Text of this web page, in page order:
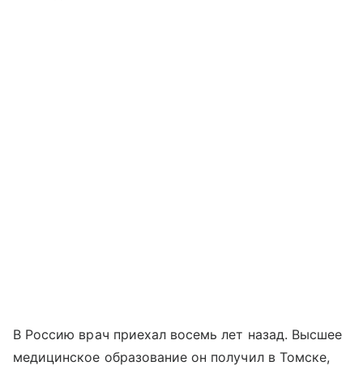
В Россию врач приехал восемь лет назад. Высшее
медицинское образование он получил в Томске,